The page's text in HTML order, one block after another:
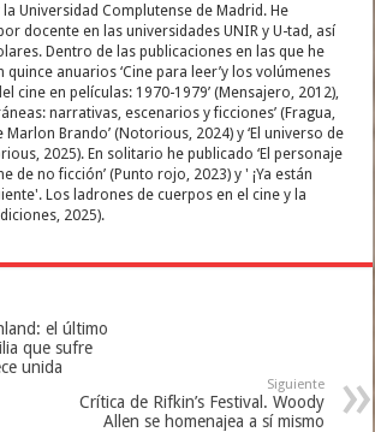
Universidad Complutense de Madrid. He
docente en las universidades UNIR y U-tad, así
Dentro de las publicaciones en las que he
anuarios ‘Cine para leer’y los volúmenes
cine en películas: 1970-1979’ (Mensajero, 2012),
narrativas, escenarios y ficciones’ (Fragua,
Marlon Brando’ (Notorious, 2024) y ‘El universo de
2025). En solitario he publicado ‘El personaje
de no ficción’ (Punto rojo, 2023) y ' ¡Ya están
Los ladrones de cuerpos en el cine y la
2025).
el último
que sufre
unida
Siguiente
Crítica de Rifkin’s Festival. Woody
Allen se homenajea a sí mismo